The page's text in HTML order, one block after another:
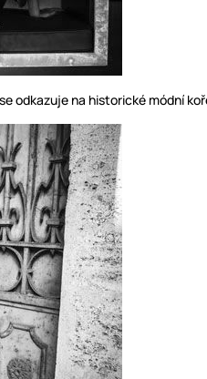
odkazuje na historické módní